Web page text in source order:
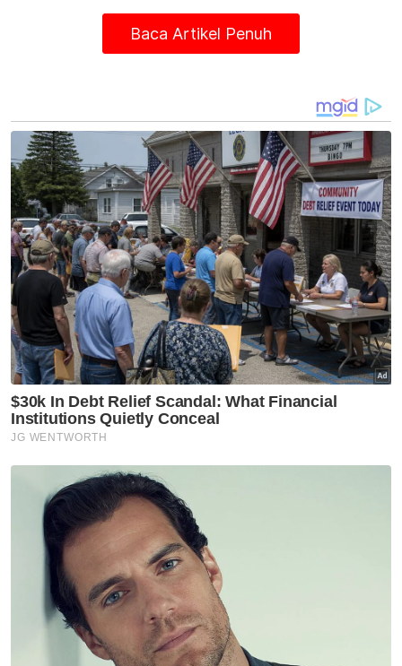
Artikel Berkaitan:
Warga kota buat kelainan sambut Tahun Baharu
Cina
Bekas Mufti Selangor, MB bertemu di rumah terbuka
Tahun Baharu Cina
Pemuda Pas ucap Selamat Tahun Baharu Cina
dalam Mandarin
Muat turun aplikasi Sinar Harian.
Sultan Selangor
Tengku Permaisuri
Tahun Baharu Cina
Baca Artikel Penuh